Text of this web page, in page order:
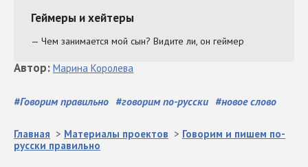
#Говорим правильно #говорим по-русски #новое слово
Автор: Марина Королева
Главная > Материалы проектов > Говорим и пишем по-
русски правильно